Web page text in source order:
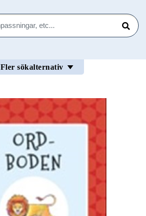
Sök
Fler sökalternativ